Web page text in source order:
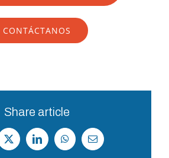
CONTÁCTANOS
Share article
X LinkedInWhatsApp
Correo
electrónico